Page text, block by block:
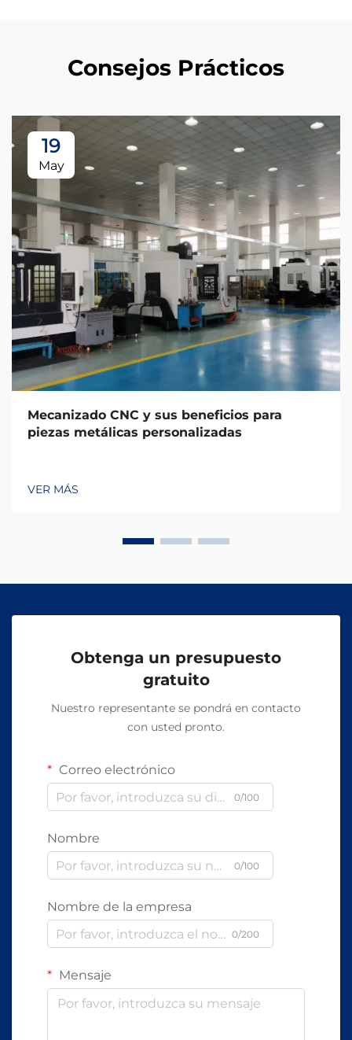
Consejos Prácticos
19
May
Mecanizado CNC y sus beneficios para
piezas metálicas personalizadas
VER MÁS
Obtenga un presupuesto
gratuito
Nuestro representante se pondrá en contacto
con usted pronto.
Correo electrónico
0/100
Nombre
0/100
Nombre de la empresa
0/200
Mensaje